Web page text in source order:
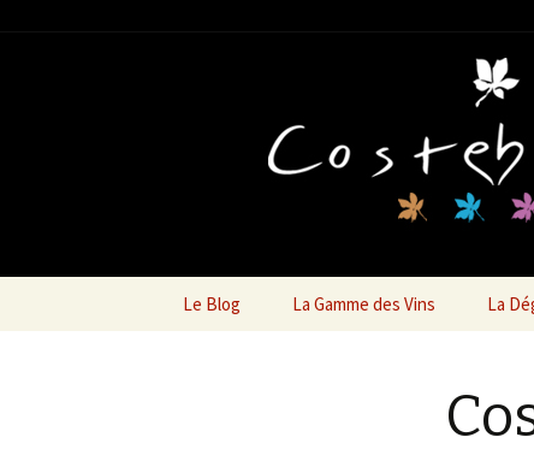
Cave
Aller au contenu principal
Le Blog La Gamme des Vins La